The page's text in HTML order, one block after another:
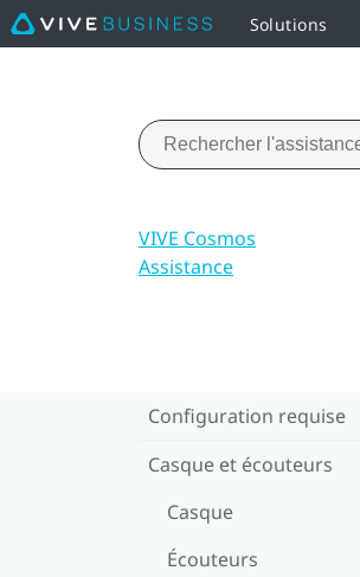
Solutions
VIVE Cosmos
Assistance
Configuration requise
Casque et écouteurs
Casque
Écouteurs